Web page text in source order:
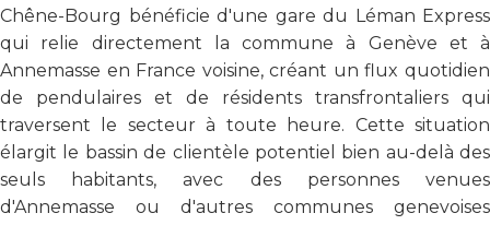
Chêne-Bourg bénéficie d'une gare du Léman Express
qui relie directement la commune à Genève et à
Annemasse en France voisine, créant un flux quotidien
de pendulaires et de résidents transfrontaliers qui
traversent le secteur à toute heure. Cette situation
élargit le bassin de clientèle potentiel bien au-delà des
seuls habitants, avec des personnes venues
d'Annemasse ou d'autres communes genevoises